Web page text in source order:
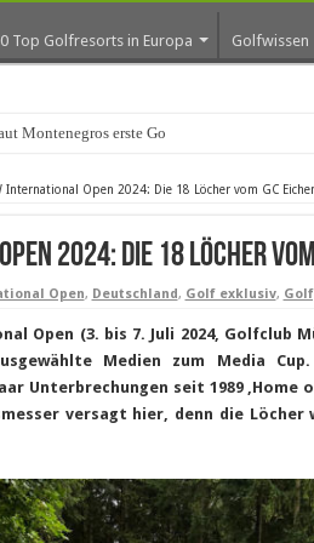
Top Golfresorts in Europa Golfwissen
Montenegros erste Golf-Community weiter
International Open 2024: Die 18 Löcher vom GC
2024: Die 18 Löcher
Open, Deutschland, Golf exklusiv,
Open (3. bis 7. Juli 2024, Golfclub
Medien zum Media Cup.
Unterbrechungen seit 1989 ‚Home
versagt hier, denn die